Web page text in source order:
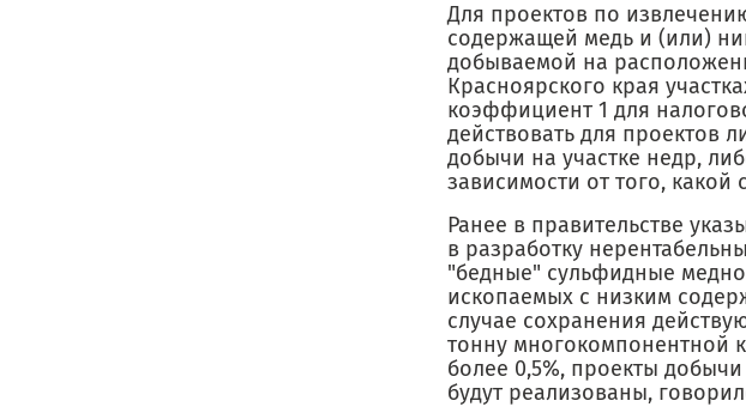
Для проектов по
содержащей медь и (или)
добываемой на
Красноярского края
коэффициент 1 для
действовать для проектов
добычи на участке недр,
зависимости от того, какой
Ранее в правительстве
в разработку
"бедные" сульфидные
ископаемых с низким
случае сохранения
тонну многокомпонентной
более 0,5%, проекты
будут реализованы,